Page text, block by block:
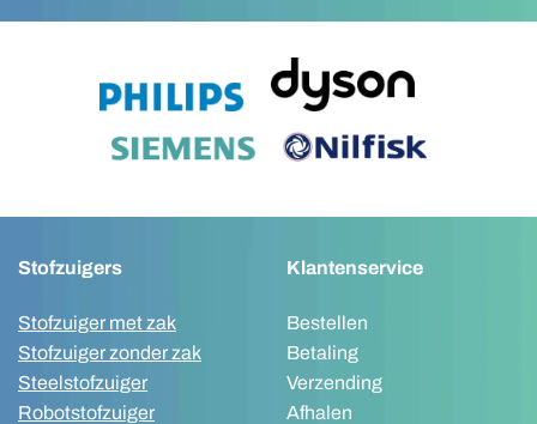
Stofzuigers
Stofzuiger met zak
Stofzuiger zonder zak
Steelstofzuiger
Robotstofzuiger
Klantenservice
Bestellen
Betaling
Verzending
Afhalen